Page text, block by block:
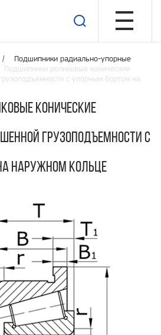
/ Подшипники радиально-упорные
роликовые конические
с упорным бортом на
конические
грузоподъемности с
наружном кольце